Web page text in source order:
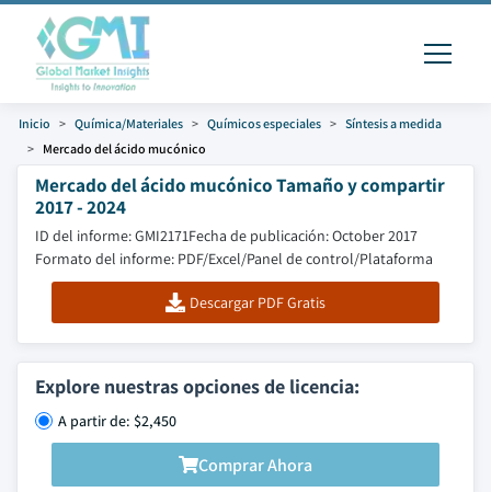
Inicio Química/Materiales Químicos especiales
Síntesis a medida
Mercado del ácido mucónico
Mercado del ácido mucónico Tamaño y compartir
2017 - 2024
ID del informe: GMI2171Fecha de publicación: October 2017
Formato del informe: PDF/Excel/Panel de control/Plataforma
Descargar PDF Gratis
Explore nuestras opciones de licencia:
A partir de: $2,450
Comprar Ahora